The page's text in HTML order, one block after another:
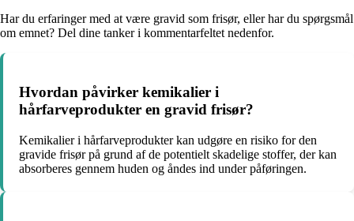
Har du erfaringer med at være gravid som frisør, eller har du spørgsmål
om emnet? Del dine tanker i kommentarfeltet nedenfor.
Hvordan påvirker kemikalier i
hårfarveprodukter en gravid frisør?
Kemikalier i hårfarveprodukter kan udgøre en risiko for den
gravide frisør på grund af de potentielt skadelige stoffer, der kan
absorberes gennem huden og åndes ind under påføringen.